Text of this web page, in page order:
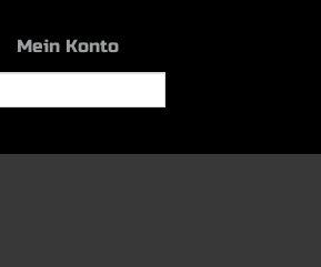
Mein Konto